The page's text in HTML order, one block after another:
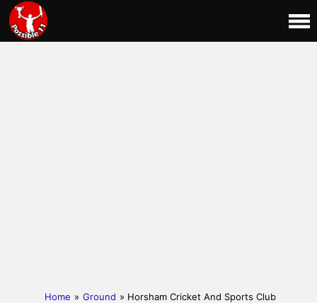
Home » Ground » Horsham Cricket And Sports Club